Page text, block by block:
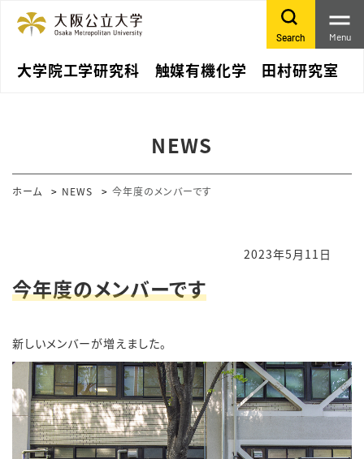
大学院工学研究科 触媒有機化学 田村研究室
Search Menu
NEWS
ホーム NEWS 今年度のメンバーです
2023年5月11日
今年度のメンバーです
新しいメンバーが増えました。